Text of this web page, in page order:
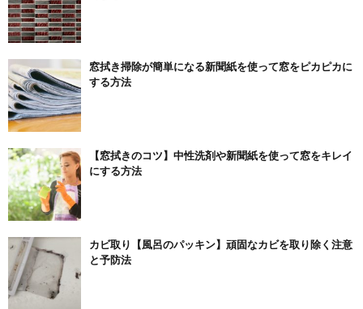
窓拭き掃除が簡単になる新聞紙を使って窓をピカピカに
する方法
【窓拭きのコツ】中性洗剤や新聞紙を使って窓をキレイ
にする方法
カビ取り【風呂のパッキン】頑固なカビを取り除く注意
と予防法